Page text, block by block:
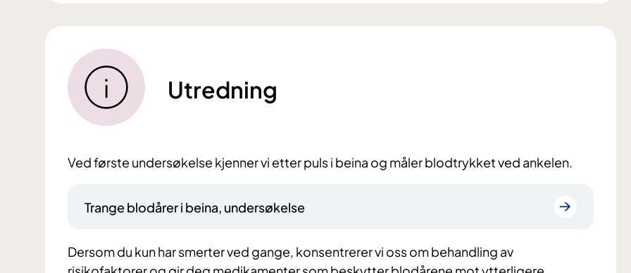
Utredning
Ved første undersøkelse kjenner vi etter puls i beina og måler blodtrykket ved ankelen.
Trange blodårer i beina, undersøkelse
Dersom du kun har smerter ved gange, konsentrerer vi oss om behandling av